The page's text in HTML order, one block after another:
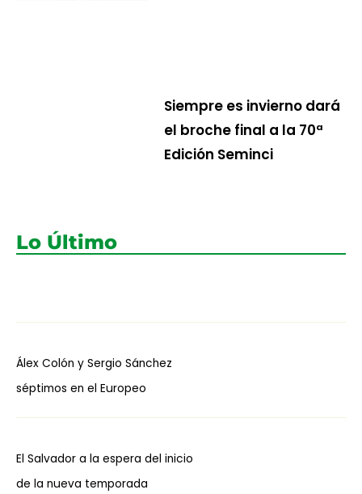
Siempre es invierno dará
el broche final a la 70ª
Edición Seminci
Lo Último
Álex Colón y Sergio Sánchez
séptimos en el Europeo
El Salvador a la espera del inicio
de la nueva temporada